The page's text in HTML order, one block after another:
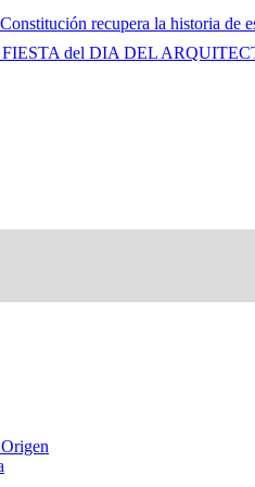
recupera la historia de
del DIA DEL